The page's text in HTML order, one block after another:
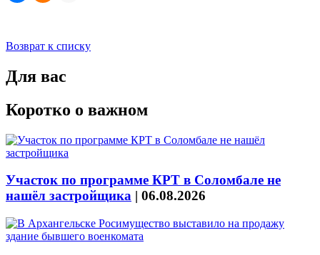
Возврат к списку
Для вас
Коротко о важном
Участок по программе КРТ в Соломбале не
нашёл застройщика | 06.08.2026